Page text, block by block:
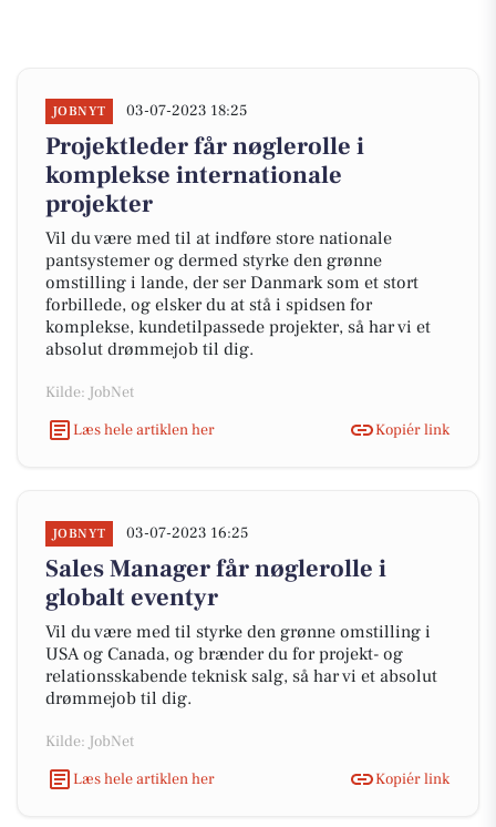
JOBNYT 03-07-2023 18:25
Projektleder får nøglerolle i
komplekse internationale
projekter
Vil du være med til at indføre store nationale
pantsystemer og dermed styrke den grønne
omstilling i lande, der ser Danmark som et stort
forbillede, og elsker du at stå i spidsen for
komplekse, kundetilpassede projekter, så har vi et
absolut drømmejob til dig.
Kilde: JobNet
Læs hele artiklen her
Kopiér link
JOBNYT 03-07-2023 16:25
Sales Manager får nøglerolle i
globalt eventyr
Vil du være med til styrke den grønne omstilling i
USA og Canada, og brænder du for projekt- og
relationsskabende teknisk salg, så har vi et absolut
drømmejob til dig.
Kilde: JobNet
Læs hele artiklen her
Kopiér link